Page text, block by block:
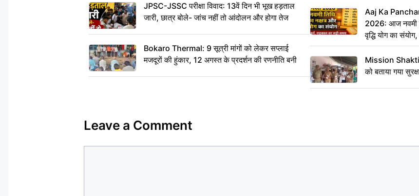
JPSC-JSSC परीक्षा विवाद: 13वें दिन भी भूख हड़ताल
जारी, छात्र बोले- जांच नहीं तो आंदोलन और होगा तेज
Bokaro Thermal: 9 सूत्री मांगों को लेकर सप्लाई
मजदूरों की हुंकार, 12 अगस्त के प्रदर्शन की रणनीति बनी
Aaj Ka
2026: आज नवमी
वृद्धि योग का
का सही समय
Mission Shakti
को बताया गया
Leave a Comment